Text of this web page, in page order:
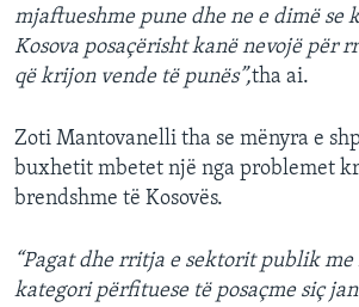
mjaftueshme pune dhe ne e dimë se
Kosova posaçërisht kanë nevojë për
që krijon vende të punës”,tha ai.
Zoti Mantovanelli tha se mënyra e
buxhetit mbetet një nga problemet
brendshme të Kosovës.
“Pagat dhe rritja e sektorit publik me
kategori përfituese të posaçme siç